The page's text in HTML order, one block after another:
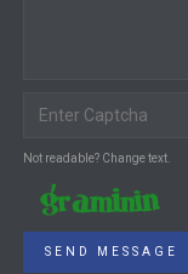
Not readable? Change text.
SEND MESSAGE